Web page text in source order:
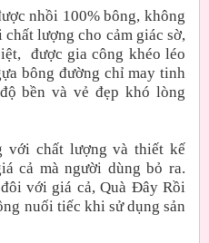
nhồi 100% bông, không
lượng cho cảm giác sờ,
được gia công khéo léo
bông đường chỉ may tinh
bền và vẻ đẹp khó lòng
với chất lượng và thiết kế
cả mà người dùng bỏ ra.
với giá cả, Quà Đây Rồi
nuối tiếc khi sử dụng sản